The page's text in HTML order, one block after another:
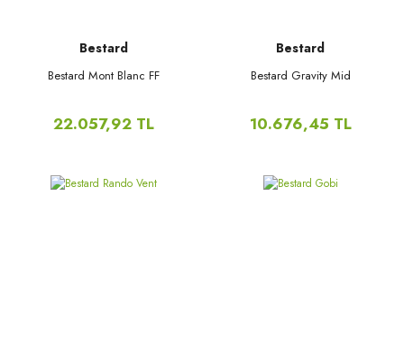
Bestard
Bestard Mont Blanc FF
22.057,92 TL
Bestard
Bestard Gravity Mid
10.676,45 TL